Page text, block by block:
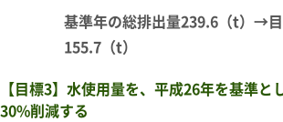
基準年の総排出量239.6（t）→
155.7（t）
【目標3】水使用量を、平成26年を基準と
30%削減する